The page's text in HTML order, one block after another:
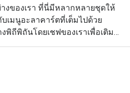
งของเรา ที่นี่มีหลากหลายชุดให้
เมนูอะลาคาร์ตที่เต็มไปด้วย
พิถีพิถันโดยเชฟของเราเพื่อเติม
องคุณ โรงแรมของเรารองรับ
อกอาหารที่ปราศจากเนื้อหมู
กหลักศาสนา